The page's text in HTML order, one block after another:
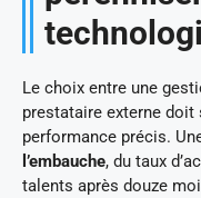
Le choix entre une
prestataire externe doit
performance précis.
l’embauche, du taux
talents après douze